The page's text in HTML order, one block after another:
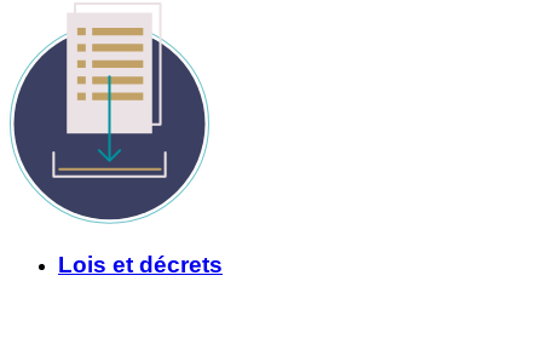
Lois et décrets